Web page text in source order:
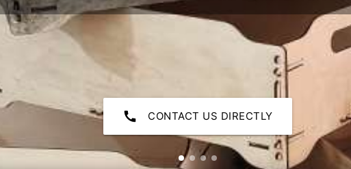
call CONTACT US DIRECTLY